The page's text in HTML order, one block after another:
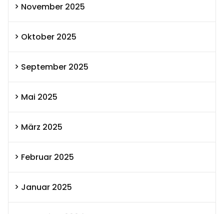
November 2025
Oktober 2025
September 2025
Mai 2025
März 2025
Februar 2025
Januar 2025